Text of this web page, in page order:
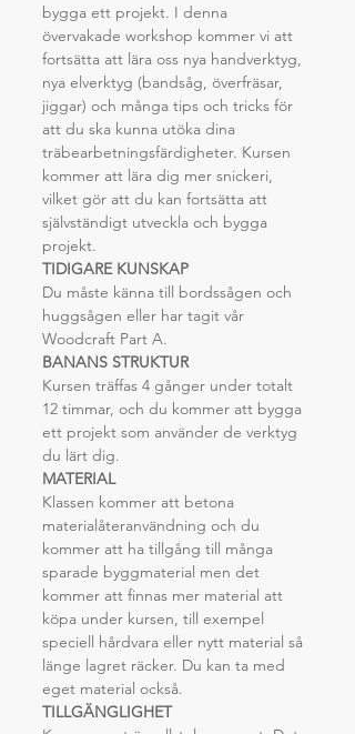
bygga ett projekt. I denna
övervakade workshop kommer vi att
fortsätta att lära oss nya handverktyg,
nya elverktyg (bandsåg, överfräsar,
jiggar) och många tips och tricks för
att du ska kunna utöka dina
träbearbetningsfärdigheter. Kursen
kommer att lära dig mer snickeri,
vilket gör att du kan fortsätta att
självständigt utveckla och bygga
projekt.
TIDIGARE KUNSKAP
Du måste känna till bordssågen och
huggsågen eller har tagit vår
Woodcraft Part A.
BANANS STRUKTUR
Kursen träffas 4 gånger under totalt
12 timmar, och du kommer att bygga
ett projekt som använder de verktyg
du lärt dig.
MATERIAL
Klassen kommer att betona
materialåteranvändning och du
kommer att ha tillgång till många
sparade byggmaterial men det
kommer att finnas mer material att
köpa under kursen, till exempel
speciell hårdvara eller nytt material så
länge lagret räcker. Du kan ta med
eget material också.
TILLGÄNGLIGHET